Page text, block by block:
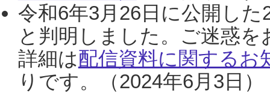
令和6年3月26日に公開し
と判明しました。ご迷惑
詳細は配信資料に関するお
りです。（2024年6月3日）